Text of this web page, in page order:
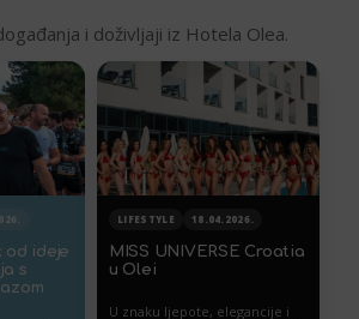
i doživljaji iz Hotela Olea.
od ideje
s
LIFESTYLE 18.04.2026.
MISS UNIVERSE Croatia
u Olei
U znaku ljepote, elegancije i